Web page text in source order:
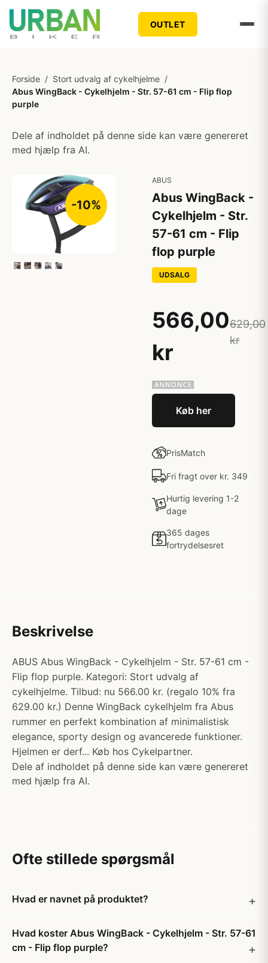
OUTLET
Forside / Stort udvalg af cykelhjelme /
Abus WingBack - Cykelhjelm - Str. 57-61 cm - Flip flop
purple
Dele af indholdet på denne side kan være genereret
med hjælp fra AI.
-10%
ABUS
Abus WingBack -
Cykelhjelm - Str.
57-61 cm - Flip
flop purple
UDSALG
566,00
kr
629,00
kr
Køb her
PrisMatch
Fri fragt over kr. 349
Hurtig levering 1-2
dage
365 dages
fortrydelsesret
Beskrivelse
ABUS Abus WingBack - Cykelhjelm - Str. 57-61 cm -
Flip flop purple. Kategori: Stort udvalg af
cykelhjelme. Tilbud: nu 566.00 kr. (regalo 10% fra
629.00 kr.) Denne WingBack cykelhjelm fra Abus
rummer en perfekt kombination af minimalistisk
elegance, sporty design og avancerede funktioner.
Hjelmen er derf... Køb hos Cykelpartner.
Dele af indholdet på denne side kan være genereret
med hjælp fra AI.
Ofte stillede spørgsmål
Hvad er navnet på produktet?
Hvad koster Abus WingBack - Cykelhjelm - Str. 57-61
cm - Flip flop purple?